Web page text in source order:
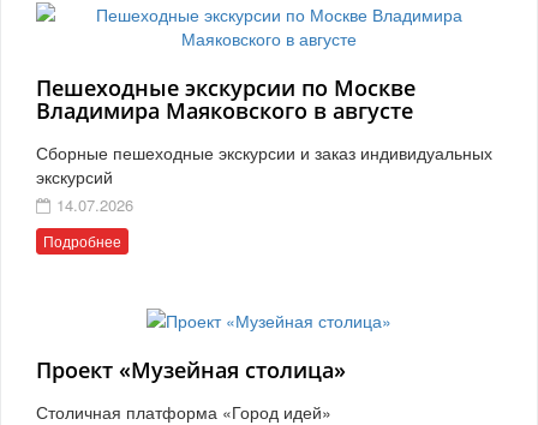
Пешеходные экскурсии по Москве
Владимира Маяковского в августе
Сборные пешеходные экскурсии и заказ индивидуальных
экскурсий
14.07.2026
Подробнее
Проект «Музейная столица»
Столичная платформа «Город идей»